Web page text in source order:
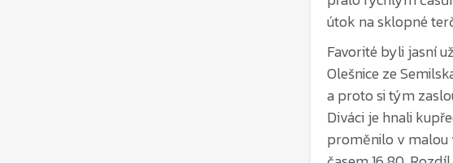
Olešnice ze
a proto si tým
Diváci je hnali
proměnilo v malou
časem 16,80.
poslední chvíle.
Kamenice z